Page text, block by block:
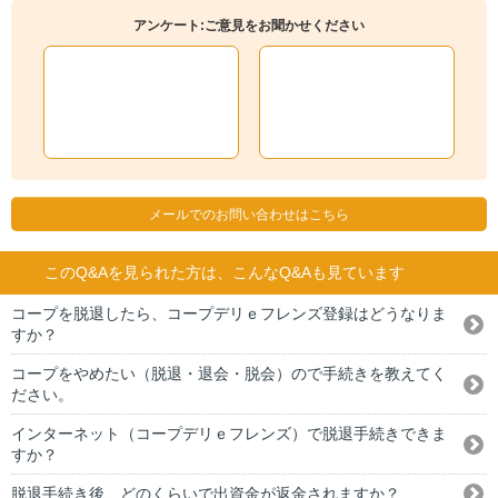
アンケート:ご意見をお聞かせください
メールでのお問い合わせはこちら
このQ&Aを見られた方は、こんなQ&Aも見ています
コープを脱退したら、コープデリｅフレンズ登録はどうなりま
すか？
コープをやめたい（脱退・退会・脱会）ので手続きを教えてく
ださい。
インターネット（コープデリｅフレンズ）で脱退手続きできま
すか？
脱退手続き後、どのくらいで出資金が返金されますか？